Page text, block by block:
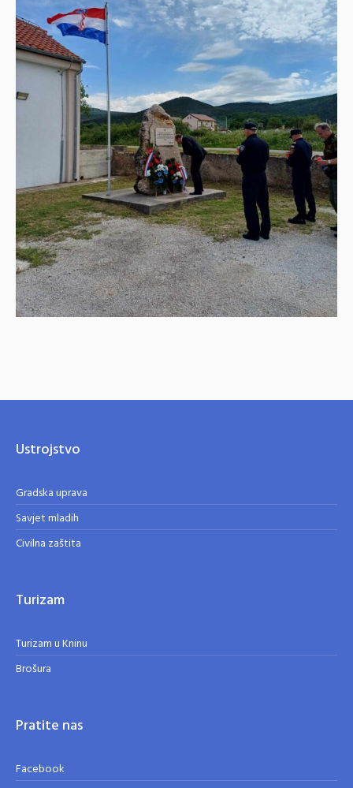
Ustrojstvo
Gradska uprava
Savjet mladih
Civilna zaštita
Turizam
Turizam u Kninu
Brošura
Pratite nas
Facebook